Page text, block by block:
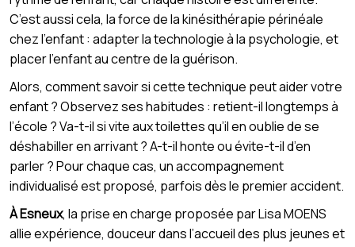
C’est aussi cela, la force de la kinésithérapie périnéale
chez l’enfant : adapter la technologie à la psychologie, et
placer l’enfant au centre de la guérison.
Alors, comment savoir si cette technique peut aider votre
enfant ? Observez ses habitudes : retient-il longtemps à
l’école ? Va-t-il si vite aux toilettes qu’il en oublie de se
déshabiller en arrivant ? A-t-il honte ou évite-t-il d’en
parler ? Pour chaque cas, un accompagnement
individualisé est proposé, parfois dès le premier accident.
À Esneux, la prise en charge proposée par Lisa MOENS
allie expérience, douceur dans l’accueil des plus jeunes et